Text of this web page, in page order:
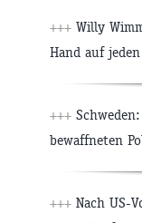
+++ Willy
Hand auf
+++
bewaffneten
+++ Nach US-